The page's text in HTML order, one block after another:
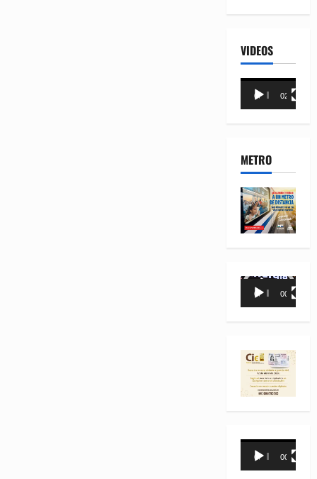
VIDEOS
Reproductor
00:00 02:18
METRO
Reproductor
00:00 00:35
Reproductor
00:00 00:31